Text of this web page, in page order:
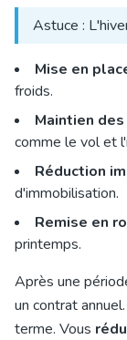
Astuce :
Mise en
froids.
Maintien
comme le vol et
Réduction
d'immobilisation.
Remise en
printemps.
Après une
un contrat
terme. Vous